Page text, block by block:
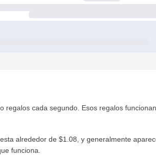
cada segundo. Esos regalos
alrededor de $1.08, y generalmente
funciona.